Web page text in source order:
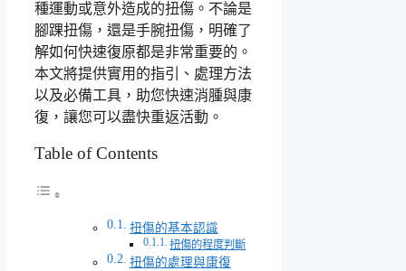
種運動或意外造成的扭傷。不論是
腳踝扭傷，還是手腕扭傷，明確了
解如何快速復原都是非常重要的。
本文將提供實用的指引、處理方法
以及必備工具，助您快速消腫與康
復，讓您可以盡快重返活動。
Table of Contents
扭傷的基本認識
扭傷的程度判斷
扭傷的處理與康復